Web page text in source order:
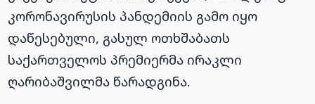
კორონავირუსის პანდემიის გამო იყო
დაწესებული, გასულ ოთხშაბათს
საქართველოს პრემიერმა ირაკლი
ღარიბაშვილმა წარადგინა.